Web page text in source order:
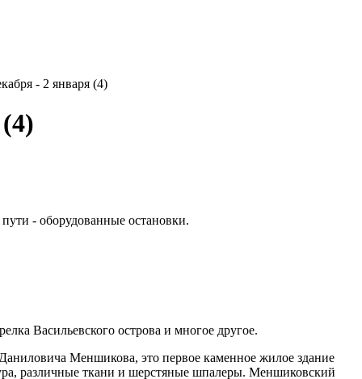
- 2 января (4)
- оборудованные остановки.
Васильевского острова и многое другое.
Меншикова, это первое каменное жилое здание
различные ткани и шерстяные шпалеры. Меншиковский